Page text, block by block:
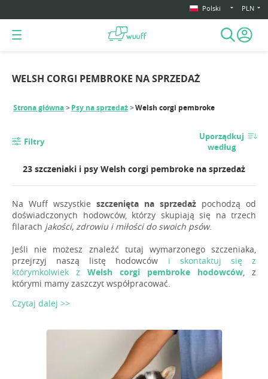
Polski PLN
WELSH CORGI PEMBROKE NA SPRZEDAŻ
Strona główna Psy na sprzedaż Welsh corgi pembroke
Filtry
Uporządkuj
według
23 szczeniaki i psy Welsh corgi pembroke na sprzedaż
Na Wuff wszystkie szczenięta na sprzedaż pochodzą od
doświadczonych hodowców, którzy skupiają się na trzech
filarach jakości, zdrowiu i miłości do swoich psów.
Jeśli nie możesz znaleźć tutaj wymarzonego szczeniaka,
przejrzyj naszą listę hodowców i skontaktuj się z
którymkolwiek z Welsh corgi pembroke hodowców, z
którymi mamy zaszczyt współpracować.
Czytaj dalej >>